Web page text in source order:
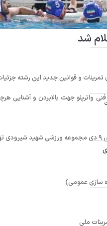
شد
و قوانین جدید این رشته جزئیات
واترپلو جهت بالابردن و آشنایی